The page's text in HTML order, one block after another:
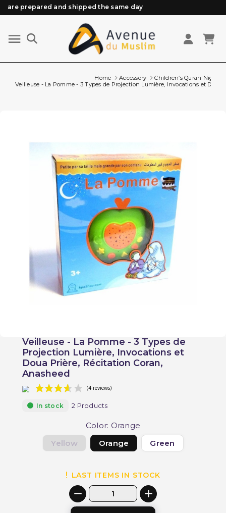
Need help? Check out our FAQ
Free delivery from 89€ purchase*
Orders placed before 3 PM (Mon to Fri)
Home Accessory
Children’s Quran Night
Veilleuse - La Pomme - 3 Types de Projection Lumière, Invocations et Doua
Veilleuse - La Pomme - 3 Types de
Projection Lumière, Invocations et
Doua Prière, Récitation Coran,
Anasheed
In stock 2 Products
Color: Orange
Yellow
Orange Green
LAST ITEMS IN STOCK